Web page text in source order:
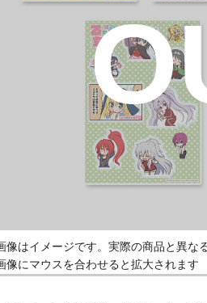
像はイメージです。実際の商品と異な
像にマウスを合わせると拡大されます